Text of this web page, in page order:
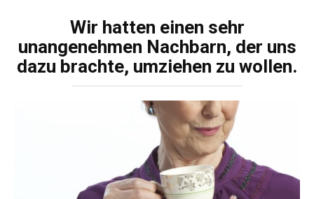
Wir hatten einen sehr
unangenehmen Nachbarn, der uns
dazu brachte, umziehen zu wollen.